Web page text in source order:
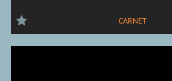
CARNET